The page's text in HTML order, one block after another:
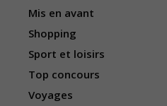
Mis en avant
Shopping
Sport et loisirs
Top concours
Voyages